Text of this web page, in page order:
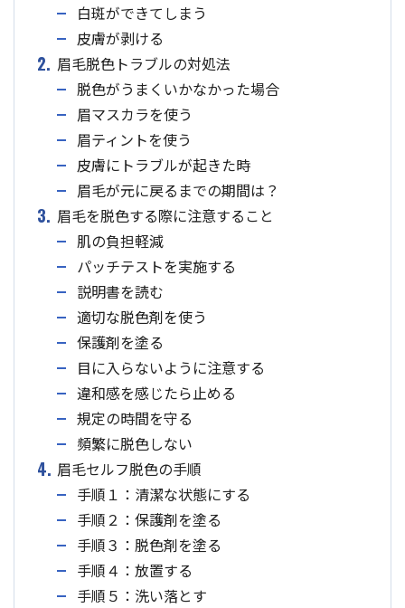
白斑ができてしまう
皮膚が剥ける
2. 眉毛脱色トラブルの対処法
脱色がうまくいかなかった場合
眉マスカラを使う
眉ティントを使う
皮膚にトラブルが起きた時
眉毛が元に戻るまでの期間は？
3. 眉毛を脱色する際に注意すること
肌の負担軽減
パッチテストを実施する
説明書を読む
適切な脱色剤を使う
保護剤を塗る
目に入らないように注意する
違和感を感じたら止める
規定の時間を守る
頻繁に脱色しない
4. 眉毛セルフ脱色の手順
手順１：清潔な状態にする
手順２：保護剤を塗る
手順３：脱色剤を塗る
手順４：放置する
手順５：洗い落とす